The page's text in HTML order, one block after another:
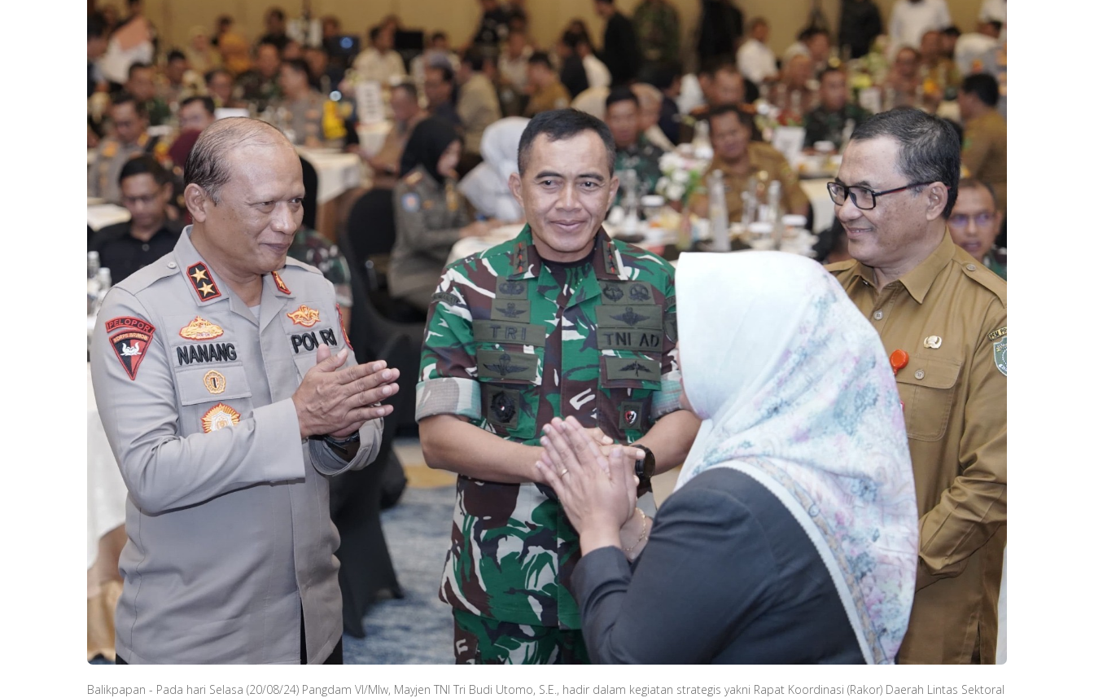
Balikpapan - Pada hari Selasa (20/08/24) Pangdam VI/Mlw, Mayjen TNI Tri Budi Utomo, S.E., hadir dalam kegiatan strategis yakni Rapat Koordinasi (Rakor) Daerah Lintas Sektoral